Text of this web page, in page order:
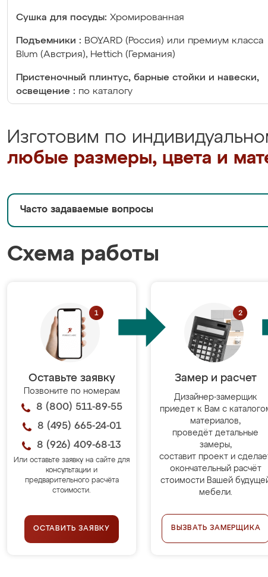
Сушка для посуды: Хромированная
Подъемники : BOYARD (Россия) или премиум класса
Blum (Австрия), Hettich (Германия)
Пристеночный плинтус, барные стойки и навески,
освещение : по каталогу
Изготовим по
любые размеры, цвета и
Часто задаваемые вопросы
Схема работы
Оставьте заявку
Позвоните по номерам
8 (800) 511-89-55
8 (495) 665-24-01
8 (926) 409-68-13
Или оставьте заявку на сайте для
консультации и
предварительного расчёта
стоимости.
ОСТАВИТЬ ЗАЯВКУ
Замер и расчет
Дизайнер-замерщик
приедет к Вам с
материалов,
проведёт детальные
замеры,
составит проект и
окончательный расчёт
стоимости Вашей
мебели.
ВЫЗВАТЬ ЗАМЕРЩИКА